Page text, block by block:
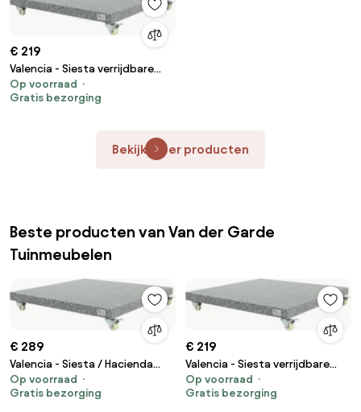
€ 219
Valencia - Siesta verrijdbare
parasolvoet 90 kg.
Op voorraad
Gratis bezorging
Bekijk meer producten
Beste producten van Van der Garde
Tuinmeubelen
€ 289
Valencia - Siesta / Hacienda
verrijdbare parasolvoet 120 kg.
Op voorraad
Gratis bezorging
€ 219
Valencia - Siesta verrijdbare
parasolvoet 90 kg.
Op voorraad
Gratis bezorging